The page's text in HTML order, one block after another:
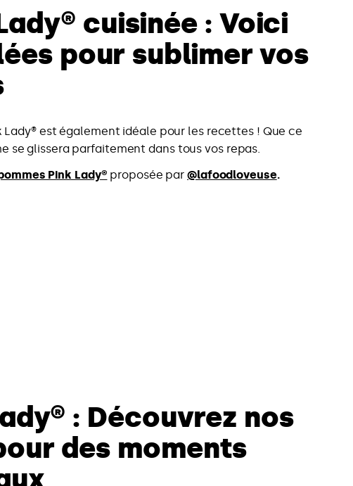
cuisinée : Voici
pour sublimer vos
est également idéale pour les recettes ! Que ce
se glissera parfaitement dans tous vos repas.
Pink Lady® proposée par@lafoodloveuse.
: Découvrez nos
des moments